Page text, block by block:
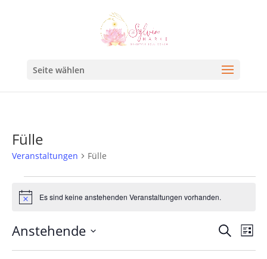
Seite wählen
Fülle
Veranstaltungen Fülle
HinweisEs sind keine anstehenden Veranstaltungen vorhanden.
Suche
SucheListe
Anstehende
Datum